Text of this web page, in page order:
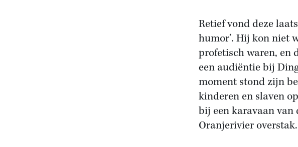
Retief vond deze
humor’. Hij kon niet
profetisch waren, en
een audiëntie bij
moment stond zijn
kinderen en slaven
bij een karavaan
Oranjerivier overstak.